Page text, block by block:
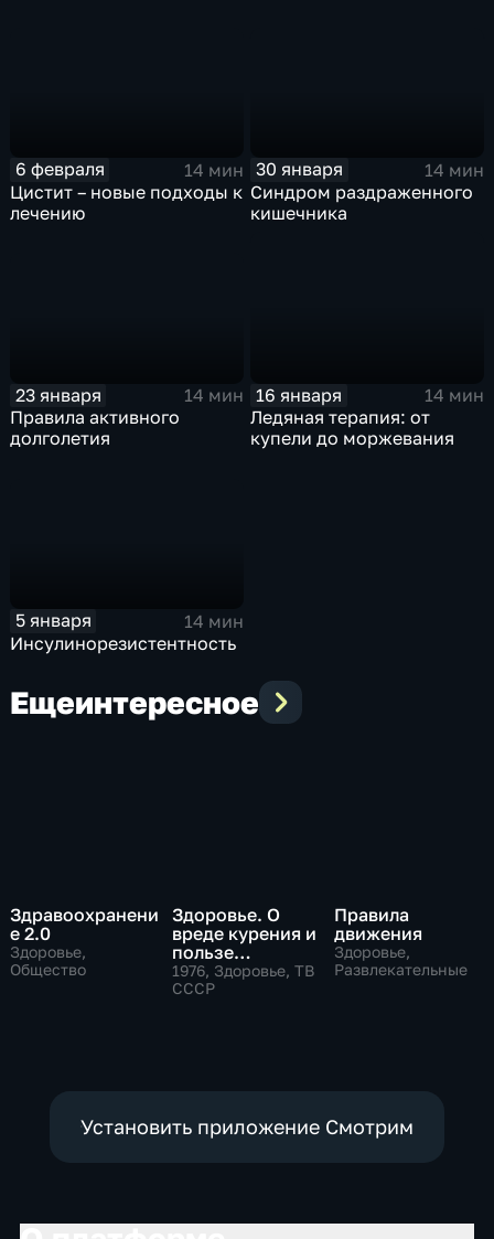
6 февраля
14 мин
Цистит – новые подходы к
лечению
30 января
14 мин
Синдром раздраженного
кишечника
23 января
14 мин
Правила активного
долголетия
16 января
14 мин
Ледяная терапия: от
купели до моржевания
5 января
14 мин
Инсулинорезистентность
Ещеинтересное
Здравоохранени
е 2.0
Здоровье,
Общество
Здоровье. О
вреде курения и
пользе
дыхательной
гимнастики
1976, Здоровье, ТВ
СССР
Правила
движения
Здоровье,
Развлекательные
Установить приложение Смотрим